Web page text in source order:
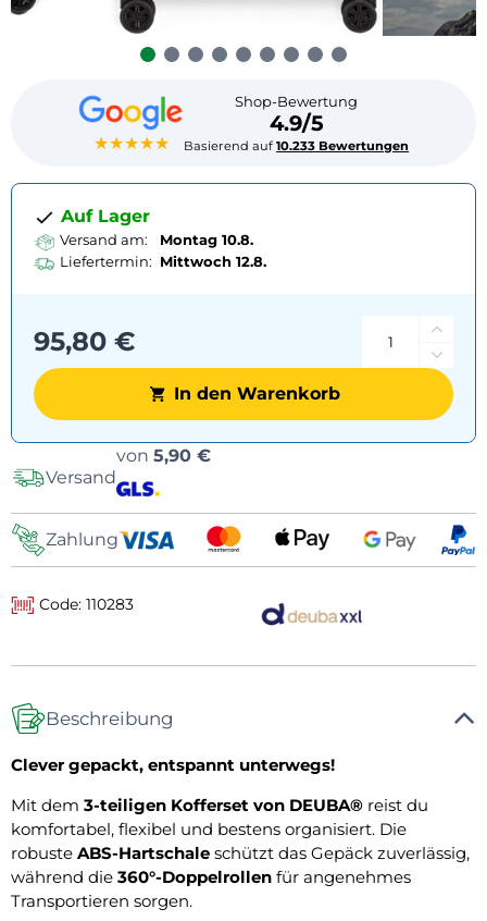
★★★★★
Shop-Bewertung
4.9/5
Basierend auf10.233 Bewertungen
Auf Lager
Versand am:
Montag 10.8.
Liefertermin: Mittwoch 12.8.
95,80 €
In den Warenkorb
Versand
von 5,90 €
Zahlung
Code: 110283
Beschreibung
Clever gepackt, entspannt unterwegs!
Mit dem 3-teiligen Kofferset von DEUBA® reist du
komfortabel, flexibel und bestens organisiert. Die
robuste ABS-Hartschale schützt das Gepäck zuverlässig,
während die 360°-Doppelrollen für angenehmes
Transportieren sorgen.